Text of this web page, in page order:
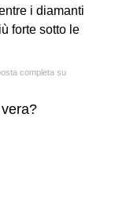
i diamanti
forte sotto le
completa su